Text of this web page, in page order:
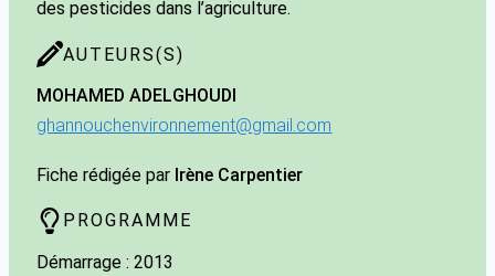
des pesticides dans l’agriculture.
AUTEURS(S)
MOHAMED ADELGHOUDI
ghannouchenvironnement@gmail.com
Fiche rédigée par Irène Carpentier
PROGRAMME
Démarrage : 2013